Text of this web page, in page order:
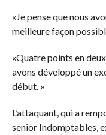
«Je pense que nous
meilleure façon
«Quatre points en
avons développé un
début. »
L’attaquant, qui a
senior Indomptables,